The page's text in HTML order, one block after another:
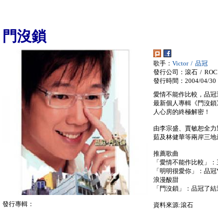
門沒鎖
歌手： Victor / 品冠
發行公司：滾石 /
發行時間：2004/04/30
愛情不能作比較，品
最新個人專輯《門沒
人心房的終極解密！
由李宗盛、賈敏恕全
茹及林健華等兩岸三
推薦歌曲
「愛情不能作比較」
「明明很愛你」：品
浪漫酸甜
「門沒鎖」：品冠了
資料來源:滾石
發行專輯：